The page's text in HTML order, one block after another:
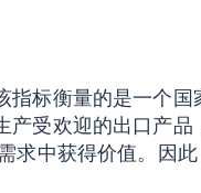
指标衡量的是一个
受欢迎的出口产
求中获得价值。因